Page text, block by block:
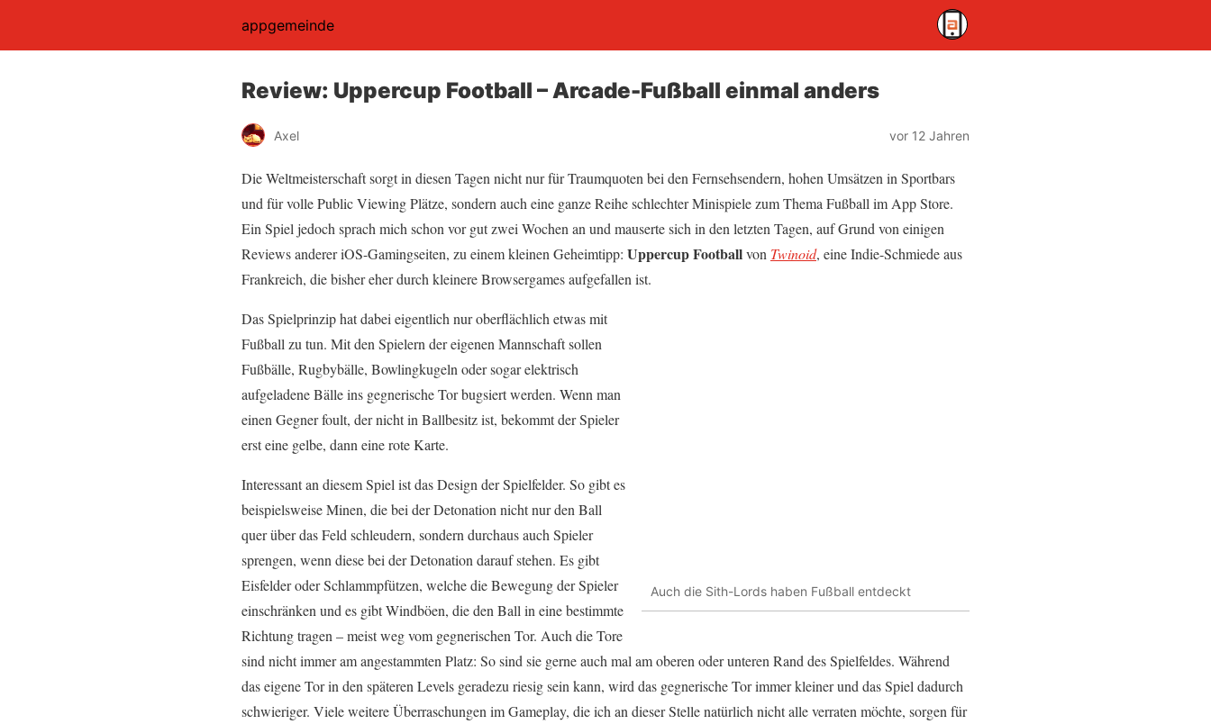
appgemeinde
Review: Uppercup Football – Arcade-Fußball einmal anders
Axel vor 12 Jahren
Die Weltmeisterschaft sorgt in diesen Tagen nicht nur für Traumquoten bei den Fernsehsendern, hohen Umsätzen in Sportbars
und für volle Public Viewing Plätze, sondern auch eine ganze Reihe schlechter Minispiele zum Thema Fußball im App Store.
Ein Spiel jedoch sprach mich schon vor gut zwei Wochen an und mauserte sich in den letzten Tagen, auf Grund von einigen
Reviews anderer iOS-Gamingseiten, zu einem kleinen Geheimtipp: Uppercup Footballvon Twinoid, eine Indie-Schmiede aus
Frankreich, die bisher eher durch kleinere Browsergames aufgefallen ist.
Auch die Sith-Lords haben Fußball entdeckt
Das Spielprinzip hat dabei eigentlich nur oberflächlich etwas mit
Fußball zu tun. Mit den Spielern der eigenen Mannschaft sollen
Fußbälle, Rugbybälle, Bowlingkugeln oder sogar elektrisch
aufgeladene Bälle ins gegnerische Tor bugsiert werden. Wenn man
einen Gegner foult, der nicht in Ballbesitz ist, bekommt der Spieler
erst eine gelbe, dann eine rote Karte.
Interessant an diesem Spiel ist das Design der Spielfelder. So gibt es
beispielsweise Minen, die bei der Detonation nicht nur den Ball
quer über das Feld schleudern, sondern durchaus auch Spieler
sprengen, wenn diese bei der Detonation darauf stehen. Es gibt
Eisfelder oder Schlammpfützen, welche die Bewegung der Spieler
einschränken und es gibt Windböen, die den Ball in eine bestimmte
Richtung tragen – meist weg vom gegnerischen Tor. Auch die Tore
sind nicht immer am angestammten Platz: So sind sie gerne auch mal am oberen oder unteren Rand des Spielfeldes. Während
das eigene Tor in den späteren Levels geradezu riesig sein kann, wird das gegnerische Tor immer kleiner und das Spiel dadurch
schwieriger. Viele weitere Überraschungen im Gameplay, die ich an dieser Stelle natürlich nicht alle verraten möchte, sorgen für